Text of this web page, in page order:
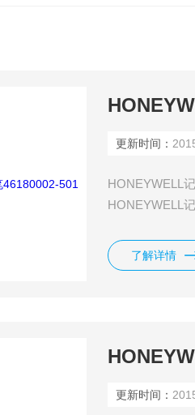
更新时间：
HONEYWELL
HONEYWELL
HONEYWELL
了解详情
更新时间：